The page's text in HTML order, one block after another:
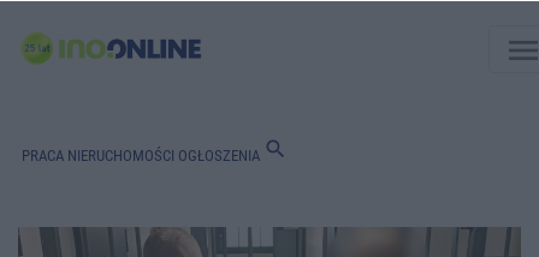
PRACA NIERUCHOMOŚCI OGŁOSZENIA search